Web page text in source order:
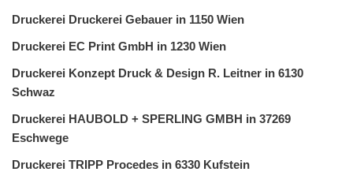
Druckerei Druckerei Gebauer in 1150 Wien
Druckerei EC Print GmbH in 1230 Wien
Druckerei Konzept Druck & Design R. Leitner in 6130
Schwaz
Druckerei HAUBOLD + SPERLING GMBH in 37269
Eschwege
Druckerei TRIPP Procedes in 6330 Kufstein